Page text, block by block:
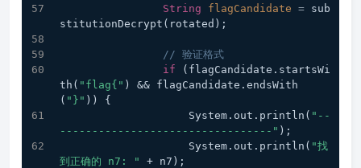
String
flagCandidate = sub
stitutionDecrypt(rotated);
// 验证格式
if (flagCandidate.startsWi
th( "flag{" ) && flagCandidate.endsWith
( "}" )) {
                    System.out.println(
"--
---------------------------------" );
                    System.out.println(
"找
到正确的 n7: "
+ n7);